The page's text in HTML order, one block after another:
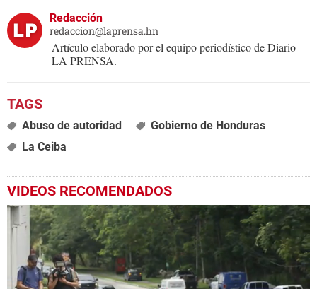
Redacción
redaccion@laprensa.hn
Artículo elaborado por el equipo periodístico de Diario
LA PRENSA.
Abuso de autoridad
Gobierno de Honduras
La Ceiba
VIDEOS RECOMENDADOS